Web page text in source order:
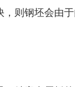
，则钢坯会由